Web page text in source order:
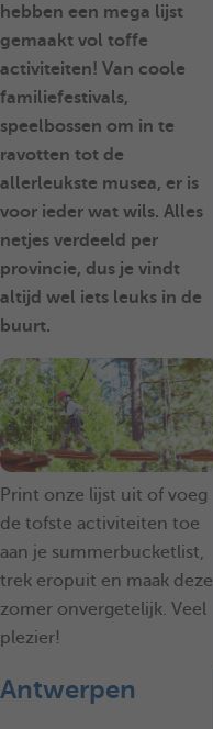
hebben een mega lijst
gemaakt vol toffe
activiteiten! Van coole
familiefestivals,
speelbossen om in te
ravotten tot de
allerleukste musea, er is
voor ieder wat wils. Alles
netjes verdeeld per
provincie, dus je vindt
altijd wel iets leuks in de
buurt.
Print onze lijst uit of voeg
de tofste activiteiten toe
aan je summerbucketlist,
trek eropuit en maak deze
zomer onvergetelijk. Veel
plezier!
Antwerpen